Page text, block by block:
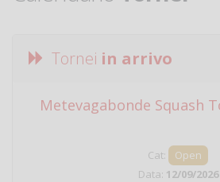
Tornei in arrivo
Metevagabonde Squash
Cat:
Open
Data: 12/09/2026